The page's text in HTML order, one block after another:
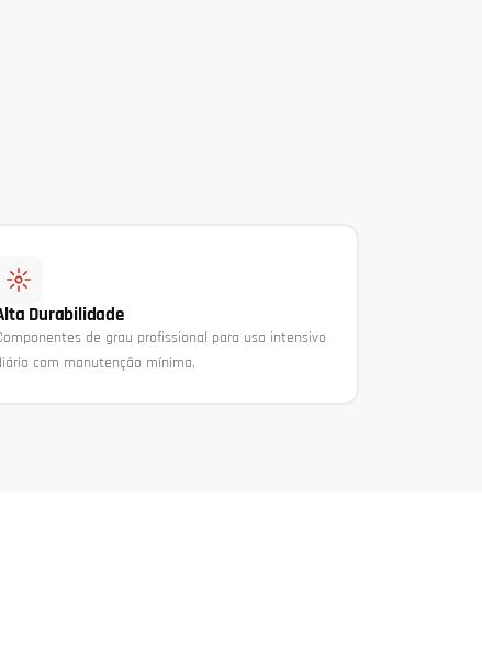
Durabilidade
de grau profissional para uso intensivo
com manutenção mínima.